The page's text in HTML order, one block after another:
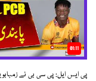
01:11
پی ایس ایل: پی سی بی نے